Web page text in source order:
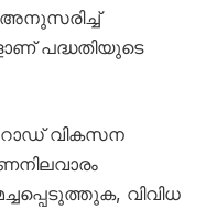
അനുസരിച്ച്
പദ്ധതിയുടെ
റോഡ് വികസന
വിവിധ